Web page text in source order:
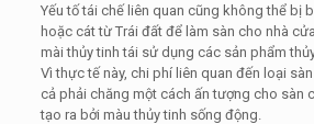
Yếu tố tái chế liên quan cũng không thể bị
hoặc cát từ Trái đất để làm sàn cho nhà
mài thủy tinh tái sử dụng các sản phẩm
Vì thực tế này, chi phí liên quan đến loại
cả phải chăng một cách ấn tượng cho sàn
tạo ra bởi màu thủy tinh sống động.